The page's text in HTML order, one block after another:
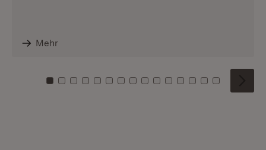
Mehr
Zu Kachel: 0
Zu Kachel: 1
Zu Kachel: 2
Zu Kachel: 3
Zu Kachel: 4
Zu Kachel: 5
Zu Kachel: 6
Zu Kachel: 7
Zu Kachel: 8
Zu Kachel: 9
Zu Kachel: 10
Zu Kachel: 11
Zu Kachel: 12
Zu Kachel:
Zu